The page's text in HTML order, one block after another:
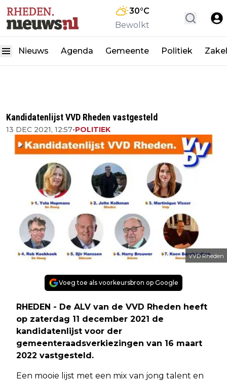
30°C
Bewolkt
Nieuws Agenda Gemeente Politiek
Kandidatenlijst VVD Rheden vastgesteld
13 DEC 2021, 12:57•POLITIEK
VVD Rheden
Voeg toe als voorkeursbron op Google
RHEDEN - De ALV van de VVD Rheden heeft
op zaterdag 11 december 2021 de
kandidatenlijst voor der
gemeenteraadsverkiezingen van 16 maart
2022 vastgesteld.
Een mooie lijst met een mix van jong talent en